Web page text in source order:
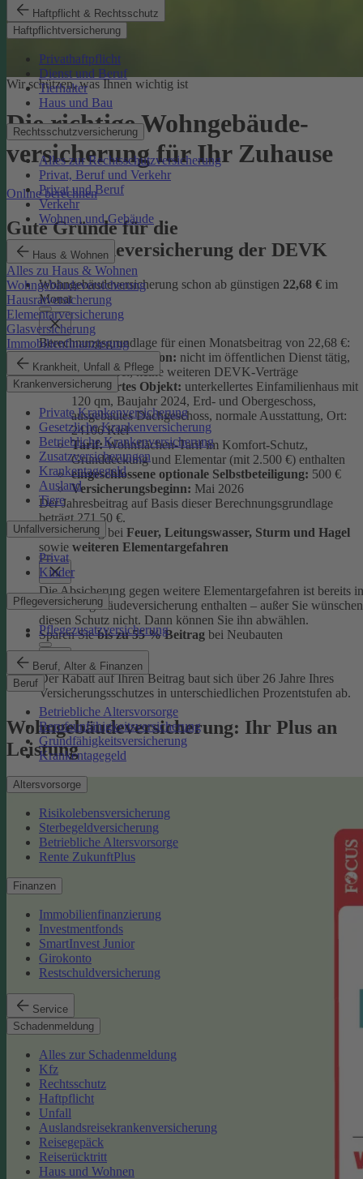
Haftpflicht & Rechtsschutz
Haftpflichtversicherung
Privathaftpflicht
Dienst und Beruf
Tierhalter
Haus und Bau
Rechtsschutzversicherung
Alles zur Rechtsschutzversicherung
Privat, Beruf und Verkehr
Privat und Beruf
Verkehr
Wohnen und Gebäude
Haus & Wohnen
Alles zu Haus & Wohnen
Wohngebäudeversicherung
Hausratversicherung
Elementarversicherung
Glasversicherung
Immobilienfinanzierung
Krankheit, Unfall & Pflege
Krankenversicherung
Private Krankenversicherung
Gesetzliche Krankenversicherung
Betriebliche Krankenversicherung
Zusatzversicherungen
Krankentagegeld
Ausland
Tiere
Unfallversicherung
Privat
Kinder
Pflegeversicherung
Pflegezusatzversicherung
Beruf, Alter & Finanzen
Beruf
Betriebliche Altersvorsorge
Berufsunfähigkeitsversicherung
Grundfähigkeitsversicherung
Krankentagegeld
Altersvorsorge
Risikolebensversicherung
Sterbegeldversicherung
Betriebliche Altersvorsorge
Rente ZukunftPlus
Finanzen
Immobilienfinanzierung
Investmentfonds
SmartInvest Junior
Girokonto
Restschuldversicherung
Service
Schadenmeldung
Alles zur Schadenmeldung
Kfz
Rechtsschutz
Haftpflicht
Unfall
Auslandsreisekrankenversicherung
Reisegepäck
Reiserücktritt
Haus und Wohnen
Wir schützen, was Ihnen wichtig ist
Die richtige Wohngebäude­
versicherung für Ihr Zuhause
Online berechnen
Gute Gründe für die
Wohngebäudeversicherung der DEVK
Wohngebäudeversicherung schon ab günstigen 22,68 € im
Monat
Berechnungsgrundlage für einen Monatsbeitrag von 22,68 €:
versicherte Person: nicht im öffentlichen Dienst tätig,
schadenfrei, keine weiteren DEVK-Verträge
versichertes Objekt: unterkellertes Einfamilienhaus mit
120 qm, Baujahr 2024, Erd- und Obergeschoss,
ausgebautes Dachgeschoss, normale Ausstattung, Ort:
24106 Kiel
Tarif:Wohnflächen-Tarif im Komfort-Schutz,
Grunddeckung und Elementar (mit 2.500 €) enthalten
eingeschlossene optionale Selbstbeteiligung: 500 €
Versicherungsbeginn: Mai 2026
Der Jahresbeitrag auf Basis dieser Berechnungsgrundlage
beträgt 271,50 €.
Absicherung bei Feuer, Leitungswasser, Sturm und Hagel
sowie weiteren Elementargefahren
Die Absicherung gegen weitere Elementargefahren ist bereits in
der Wohngebäudeversicherung enthalten – außer Sie wünschen
diesen Schutz nicht. Dann können Sie ihn abwählen.
Sparen Siebis zu 55 % Beitrag bei Neubauten
Der Rabatt auf Ihren Beitrag baut sich über 26 Jahre Ihres
Versicherungsschutzes in unterschiedlichen Prozentstufen ab.
Wohngebäudeversicherung: Ihr Plus an
Leistung